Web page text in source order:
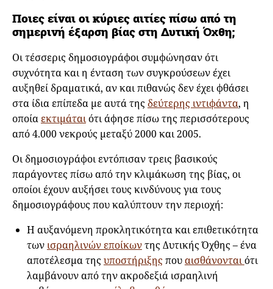
Ποιες είναι οι κύριες αιτίες πίσω από τη
σημερινή έξαρση βίας στη Δυτική Όχθη;
Οι τέσσερις δημοσιογράφοι συμφώνησαν ότι
συχνότητα και η ένταση των συγκρούσεων έχει
αυξηθεί δραματικά, αν και πιθανώς δεν έχει φθάσει
στα ίδια επίπεδα με αυτά τηςδεύτερης ιντιφάντα, η
οποία εκτιμάταιότι άφησε πίσω της περισσότερους
από 4.000 νεκρούς μεταξύ 2000 και 2005.
Οι δημοσιογράφοι εντόπισαν τρεις βασικούς
παράγοντες πίσω από την κλιμάκωση της βίας, οι
οποίοι έχουν αυξήσει τους κινδύνους για τους
δημοσιογράφους που καλύπτουν την περιοχή:
Η αυξανόμενη προκλητικότητα και επιθετικότητα
των ισραηλινών εποίκωντης Δυτικής Όχθης – ένα
αποτέλεσμα τηςυποστήριξηςπουαισθάνονταιότι
λαμβάνουν από την ακροδεξιά ισραηλινή